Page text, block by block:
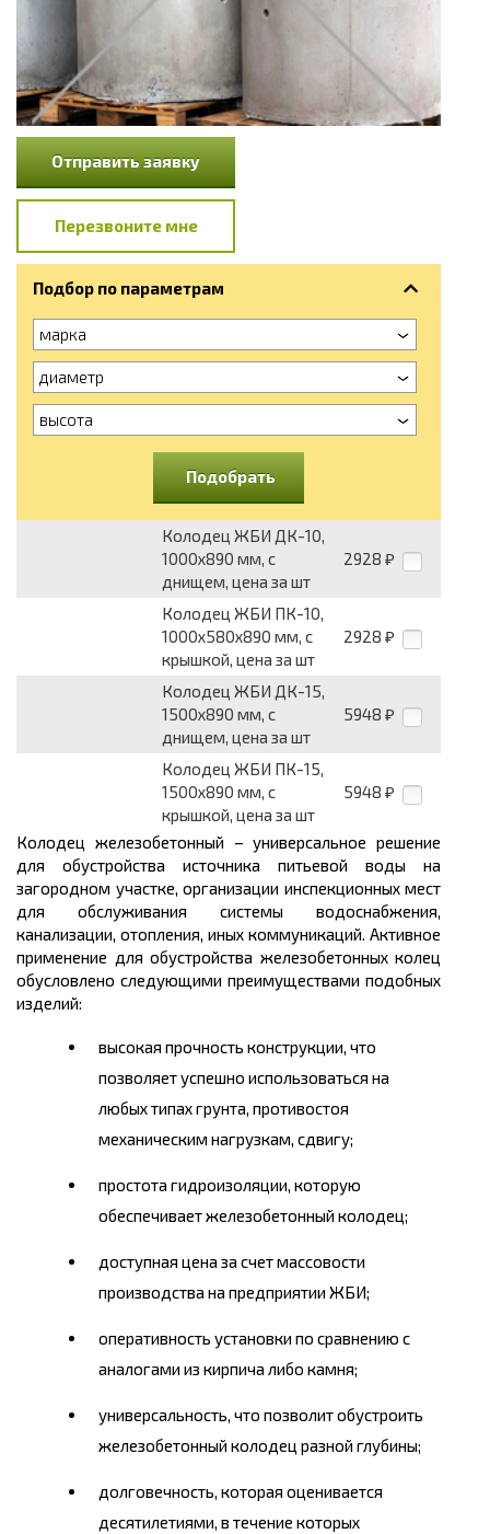
Отправить заявку
Перезвоните мне
Подбор по параметрам
марка
диаметр
высота
Подобрать
Колодец ЖБИ ДК-10,
1000х890 мм, с
днищем, цена за шт
2928 ₽
Колодец ЖБИ ПК-10,
1000х580х890 мм, с
крышкой, цена за шт
2928 ₽
Колодец ЖБИ ДК-15,
1500х890 мм, с
днищем, цена за шт
5948 ₽
Колодец ЖБИ ПК-15,
1500х890 мм, с
крышкой, цена за шт
5948 ₽
Колодец железобетонный – универсальное решение
для обустройства источника питьевой воды на
загородном участке, организации инспекционных мест
для обслуживания системы водоснабжения,
канализации, отопления, иных коммуникаций. Активное
применение для обустройства железобетонных колец
обусловлено следующими преимуществами подобных
изделий:
высокая прочность конструкции, что
позволяет успешно использоваться на
любых типах грунта, противостоя
механическим нагрузкам, сдвигу;
простота гидроизоляции, которую
обеспечивает железобетонный колодец;
доступная цена за счет массовости
производства на предприятии ЖБИ;
оперативность установки по сравнению с
аналогами из кирпича либо камня;
универсальность, что позволит обустроить
железобетонный колодец разной глубины;
долговечность, которая оценивается
десятилетиями, в течение которых